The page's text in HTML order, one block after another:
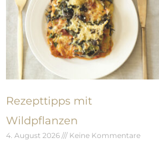
Rezepttipps mit
Wildpflanzen
4. August 2026 Keine Kommentare